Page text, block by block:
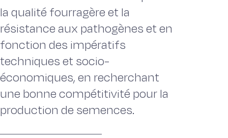
la qualité fourragère et la
résistance aux pathogènes et en
fonction des impératifs
techniques et socio-
économiques, en recherchant
une bonne compétitivité pour la
production de semences.